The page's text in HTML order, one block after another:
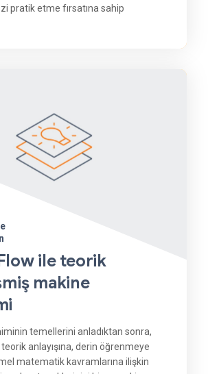
pratik etme fırsatına sahip
ile teorik
makine
temellerini anladıktan sonra,
teorik anlayışına, derin öğrenmeye
matematik kavramlarına ilişkin